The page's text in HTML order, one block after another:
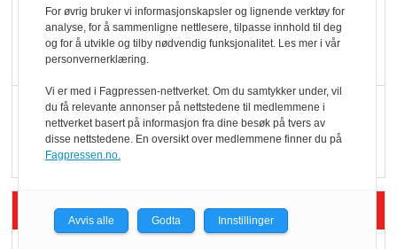
KBS-bransjen i
endring: Stadig større
serveringstilbud
Vokser med ferdigmat
i dagligvare
Siste artikler - Butikk i praksis
For øvrig bruker vi informasjonskapsler og lignende verktøy for
analyse, for å sammenligne nettlesere, tilpasse innhold til deg
og for å utvikle og tilby nødvendig funksjonalitet. Les mer i vår
personvernerklæring.
Vi er med i Fagpressen-nettverket. Om du samtykker under, vil
du få relevante annonser på nettstedene til medlemmene i
nettverket basert på informasjon fra dine besøk på tvers av
disse nettstedene. En oversikt over medlemmene finner du på
Fagpressen.no.
Avvis alle Godta Innstillinger